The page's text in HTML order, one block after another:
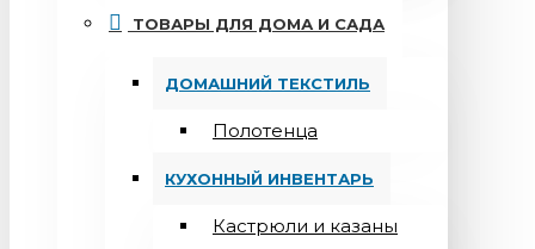
ТОВАРЫ ДЛЯ ДОМА И САДА
ДОМАШНИЙ ТЕКСТИЛЬ
Полотенца
КУХОННЫЙ ИНВЕНТАРЬ
Кастрюли и казаны